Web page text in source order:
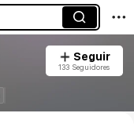
Seguir
133 Seguidores